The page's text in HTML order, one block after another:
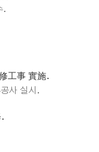
.
工事 實施.
사 실시.